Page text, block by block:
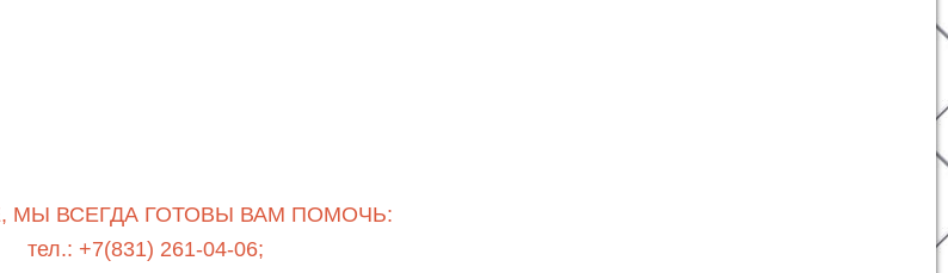
МЫ ВСЕГДА ГОТОВЫ ВАМ ПОМОЧЬ:
тел.: +7(831) 261-04-06;